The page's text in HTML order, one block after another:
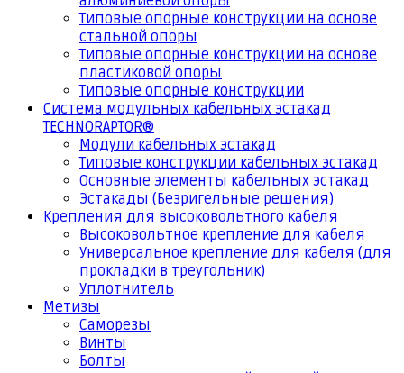
Типовые опорные конструкции на основе
стальной опоры
Типовые опорные конструкции на основе
пластиковой опоры
Типовые опорные конструкции
Система модульных кабельных эстакад
TECHNORAPTOR®
Модули кабельных эстакад
Типовые конструкции кабельных эстакад
Основные элементы кабельных эстакад
Эстакады (Безригельные решения)
Крепления для высоковольтного кабеля
Высоковольтное крепление для кабеля
Универсальное крепление для кабеля (для
прокладки в треугольник)
Уплотнитель
Метизы
Саморезы
Винты
Болты